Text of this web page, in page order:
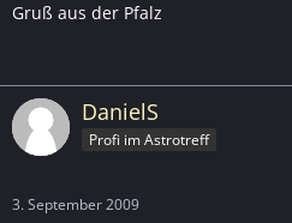
Gruß aus der Pfalz
DanielS
Profi im Astrotreff
3. September 2009